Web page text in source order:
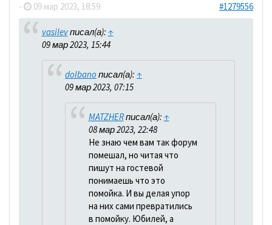
- 09 мар 2023, 18:59 #1279556
vasilevписал(а): ↑
09 мар 2023, 15:44
dolbano писал(а): ↑
09 мар 2023, 07:15
MATZHERписал(а): ↑
08 мар 2023, 22:48
Не знаю чем вам так форум
помешал, но читая что
пишут на гостевой
понимаешь что это
помойка. И вы делая упор
на них сами превратились
в помойку. Юбилей, а